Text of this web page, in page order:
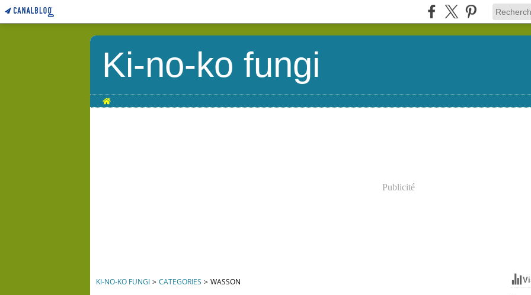
Ki-no-ko fungi
Home
Publicité
KI-NO-KO FUNGI > CATEGORIES > WASSON